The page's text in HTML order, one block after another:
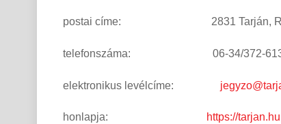
postai címe: 2831 Tarján,
telefonszáma: 06-34/372-
elektronikus levélcíme:
honlapja: https://tarjan.hu